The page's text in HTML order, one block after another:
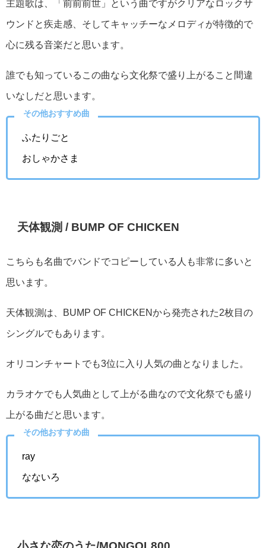
主題歌は、 「前前前世」という曲ですがクリアなロックサ
ウンドと疾走感、そしてキャッチーなメロディが特徴的で
心に残る音楽だと思います。
誰でも知っているこの曲なら文化祭で盛り上がること間違
いなしだと思います。
その他おすすめ曲
ふたりごと
おしゃかさま
天体観測 / BUMP OF CHICKEN
こちらも名曲でバンドでコピーしている人も非常に多いと
思います。
天体観測は、BUMP OF CHICKENから発売された2枚目の
シングルでもあります。
オリコンチャートでも3位に入り人気の曲となりました。
カラオケでも人気曲として上がる曲なので文化祭でも盛り
上がる曲だと思います。
その他おすすめ曲
ray
なないろ